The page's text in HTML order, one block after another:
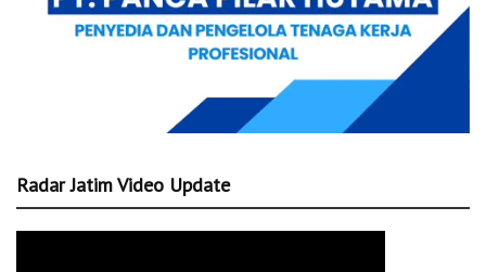
Radar Jatim Video Update